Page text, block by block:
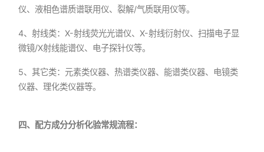
仪、液相色谱质谱联用仪、裂解/气质联用仪等。
4、射线类：X-射线荧光光谱仪、X-射线衍射仪、扫描电子显
微镜/X射线能谱仪、电子探针仪等。
5、其它类：元素类仪器、热谱类仪器、能谱类仪器、电镜类
仪器、理化类仪器等。
四、配方成分分析化验常规流程：